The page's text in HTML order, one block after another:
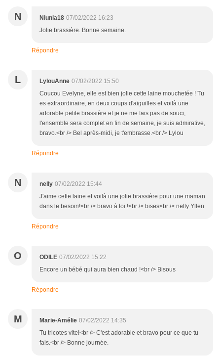
N Niunia18 07/02/2022 16:23
Jolie brassière. Bonne semaine.
Répondre
L LylouAnne 07/02/2022 15:50
Coucou Evelyne, elle est bien jolie cette laine mouchetée ! Tu
es extraordinaire, en deux coups d'aiguilles et voilà une
adorable petite brassière et je ne me fais pas de souci,
l'ensemble sera complet en fin de semaine, je suis admirative,
bravo.<br /> Bel après-midi, je t'embrasse.<br /> Lylou
Répondre
N nelly 07/02/2022 15:44
J'aime cette laine et voilà une jolie brassière pour une maman
dans le besoin!<br /> bravo à toi !<br /> bises<br /> nelly Yllen
Répondre
O ODILE 07/02/2022 15:22
Encore un bébé qui aura bien chaud !<br /> Bisous
Répondre
M Marie-Amélie 07/02/2022 14:35
Tu tricotes vite!<br /> C'est adorable et bravo pour ce que tu
fais.<br /> Bonne journée.